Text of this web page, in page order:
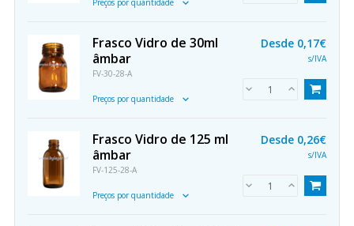
Preços por quantidade
Frasco Vidro de 30ml
âmbar
FV-30-28-A
Preços por quantidade
Desde 0,17€
s/IVA
Frasco Vidro de 125 ml
âmbar
FV-125-28-A
Preços por quantidade
Desde 0,26€
s/IVA